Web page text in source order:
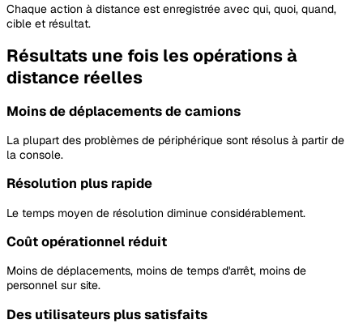
Chaque action à distance est enregistrée avec qui, quoi, quand,
cible et résultat.
Résultats une fois les opérations à
distance réelles
Moins de déplacements de camions
La plupart des problèmes de périphérique sont résolus à partir de
la console.
Résolution plus rapide
Le temps moyen de résolution diminue considérablement.
Coût opérationnel réduit
Moins de déplacements, moins de temps d'arrêt, moins de
personnel sur site.
Des utilisateurs plus satisfaits